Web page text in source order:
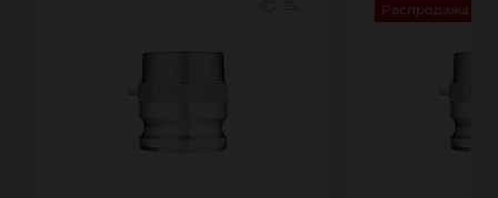
Распродажа